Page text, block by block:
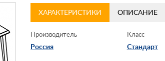
ХАРАКТЕРИСТИКИ ОПИСАНИЕ
Производитель
Россия
Класс
Стандарт